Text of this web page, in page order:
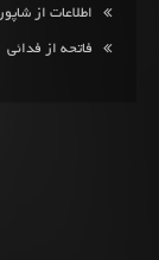
اطلاعات از شاپور
فاتحه از فدائی